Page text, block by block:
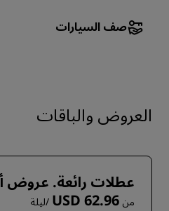
صف السيارات
العروض والباقات
عطلات رائعة. عروض
من USD 62.96 /ليلة